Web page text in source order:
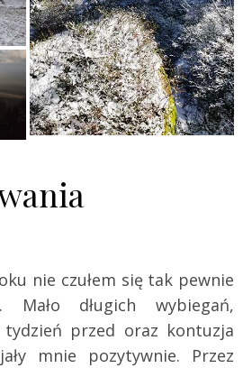
nie czułem się tak pewnie
Mało długich wybiegań,
przed oraz kontuzja
mnie pozytywnie. Przez